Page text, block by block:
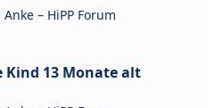
Anke – HiPP Forum
Kind 13 Monate alt